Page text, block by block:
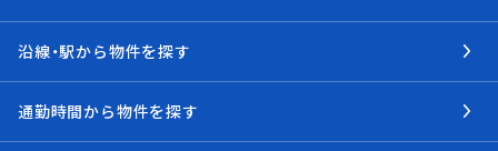
沿線・駅から物件を探す
通勤時間から物件を探す